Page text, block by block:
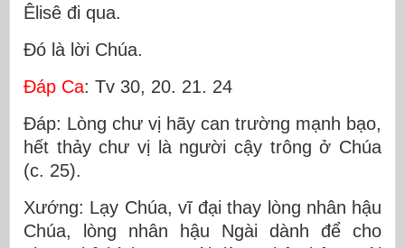
Êlisê đi qua.
Ðó là lời Chúa.
Ðáp Ca: Tv 30, 20. 21. 24
Ðáp: Lòng chư vị hãy can trường mạnh bạo,
hết thảy chư vị là người cậy trông ở Chúa
(c. 25).
Xướng: Lạy Chúa, vĩ đại thay lòng nhân hậu
Chúa, lòng nhân hậu Ngài dành để cho